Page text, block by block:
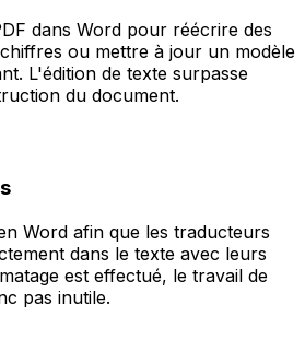
dans Word pour réécrire des
ou mettre à jour un modèle
L'édition de texte surpasse
du document.
Word afin que les traducteurs
dans le texte avec leurs
est effectué, le travail de
pas inutile.